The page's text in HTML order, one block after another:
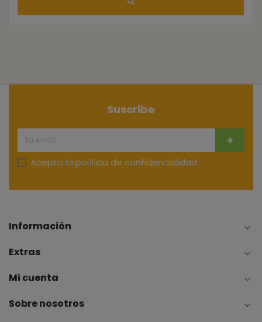
Suscribe
Acepto la política de confidencialidad
Información 
Extras 
Mi cuenta 
Sobre nosotros 